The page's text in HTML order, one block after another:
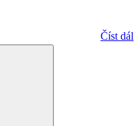
Číst dál